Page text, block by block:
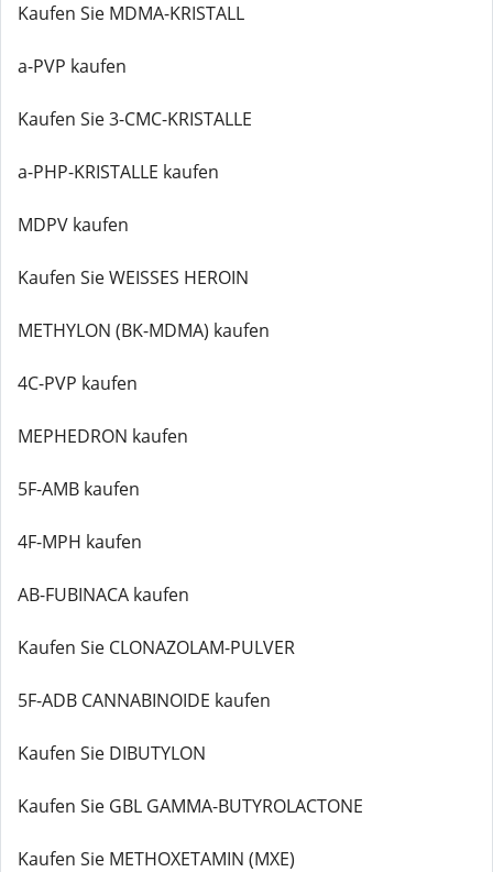
Kaufen Sie MDMA-KRISTALL
a-PVP kaufen
Kaufen Sie 3-CMC-KRISTALLE
a-PHP-KRISTALLE kaufen
MDPV kaufen
Kaufen Sie WEISSES HEROIN
METHYLON (BK-MDMA) kaufen
4C-PVP kaufen
MEPHEDRON kaufen
5F-AMB kaufen
4F-MPH kaufen
AB-FUBINACA kaufen
Kaufen Sie CLONAZOLAM-PULVER
5F-ADB CANNABINOIDE kaufen
Kaufen Sie DIBUTYLON
Kaufen Sie GBL GAMMA-BUTYROLACTONE
Kaufen Sie METHOXETAMIN (MXE)